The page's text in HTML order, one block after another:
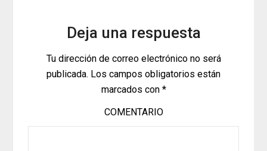
Deja una respuesta
Tu dirección de correo electrónico no será
publicada. Los campos obligatorios están
marcados con *
COMENTARIO